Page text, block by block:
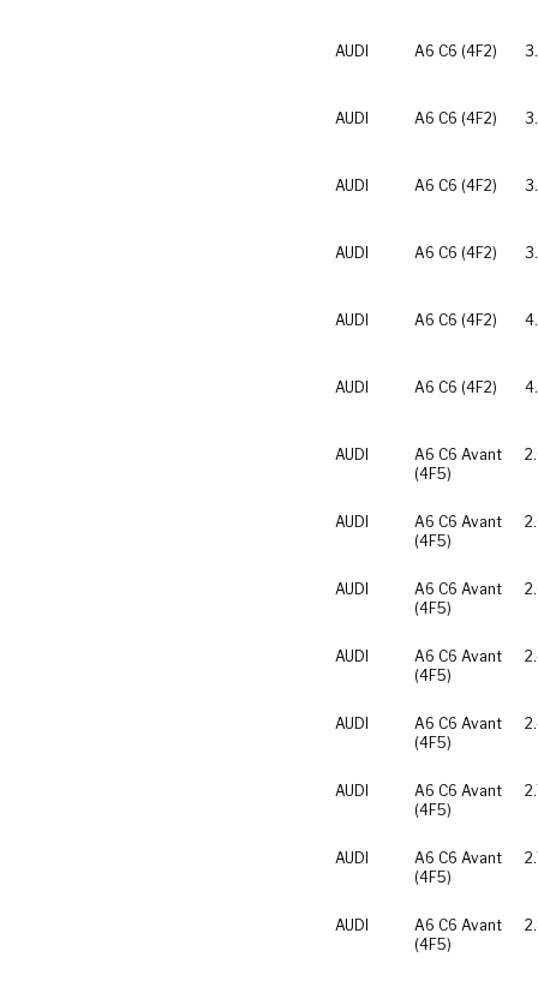
AUDI A6 C6 (4F2)
AUDI A6 C6 (4F2)
AUDI A6 C6 (4F2)
AUDI A6 C6 (4F2)
AUDI A6 C6 (4F2)
AUDI A6 C6 (4F2)
AUDI
A6 C6 Avant
(4F5)
AUDI
A6 C6 Avant
(4F5)
AUDI
A6 C6 Avant
(4F5)
AUDI
A6 C6 Avant
(4F5)
AUDI
A6 C6 Avant
(4F5)
AUDI
A6 C6 Avant
(4F5)
AUDI
A6 C6 Avant
(4F5)
AUDI
A6 C6 Avant
(4F5)